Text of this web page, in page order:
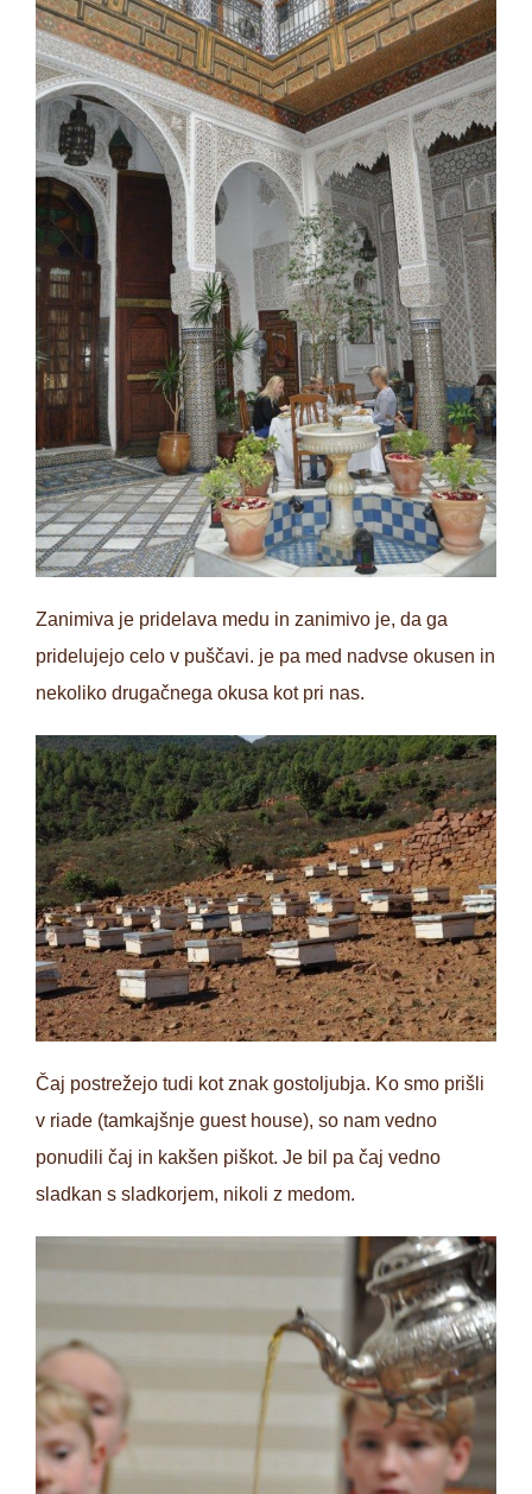
Zanimiva je pridelava medu in zanimivo je, da ga
pridelujejo celo v puščavi. je pa med nadvse okusen in
nekoliko drugačnega okusa kot pri nas.
Čaj postrežejo tudi kot znak gostoljubja. Ko smo prišli
v riade (tamkajšnje guest house), so nam vedno
ponudili čaj in kakšen piškot. Je bil pa čaj vedno
sladkan s sladkorjem, nikoli z medom.